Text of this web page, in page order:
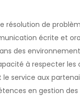
résolution de
écrite et
des
à respecter les
service aux
en gestion